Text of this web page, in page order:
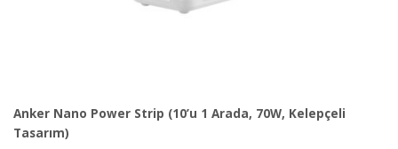
Anker Nano Power Strip (10’u 1 Arada, 70W, Kelepçeli
Tasarım)